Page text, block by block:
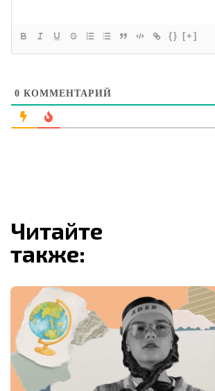
{} [+]
0 КОММЕНТАРИЙ
Читайте
также: